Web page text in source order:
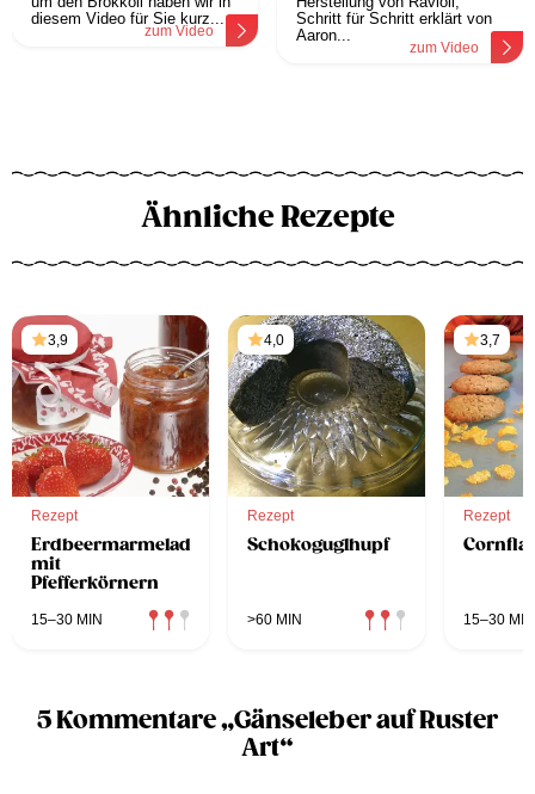
diesem Video für Sie kurz...
zum Video
Schritt für Schritt erklärt von
Aaron...
zum Video
Ähnliche Rezepte
3,9
Rezept
Erdbeermarmelade
mit
Pfefferkörnern
15–30 MIN
4,0
Rezept
Schokoguglhupf
>60 MIN
3,7
Rezept
15–30 MIN
5 Kommentare „Gänseleber auf Ruster
Art“